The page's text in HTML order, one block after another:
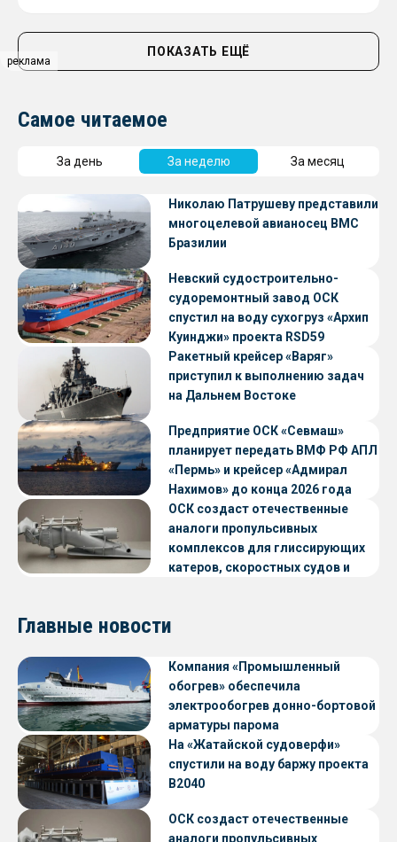
реклама
ПОКАЗАТЬ ЕЩЁ
Самое читаемое
За день За неделю За месяц
Николаю Патрушеву представили
многоцелевой авианосец ВМС
Бразилии
Невский судостроительно-
судоремонтный завод ОСК
спустил на воду сухогруз «Архип
Куинджи» проекта RSD59
Ракетный крейсер «Варяг»
приступил к выполнению задач
на Дальнем Востоке
Предприятие ОСК «Севмаш»
планирует передать ВМФ РФ АПЛ
«Пермь» и крейсер «Адмирал
Нахимов» до конца 2026 года
ОСК создаст отечественные
аналоги пропульсивных
комплексов для глиссирующих
катеров, скоростных судов и
Главные новости
Компания «Промышленный
обогрев» обеспечила
электрообогрев донно-бортовой
арматуры парома
«Петропавловск» проекта CNF22
На «Жатайской судоверфи»
спустили на воду баржу проекта
В2040
ОСК создаст отечественные
аналоги пропульсивных